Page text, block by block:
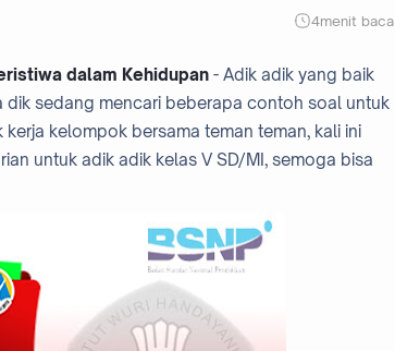
4menit baca
dalam Kehidupan - Adik adik yang baik
dik sedang mencari beberapa contoh soal untuk
kelompok bersama teman teman, kali ini
untuk adik adik kelas V SD/MI, semoga bisa